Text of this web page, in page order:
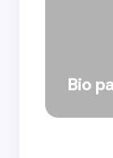
Bio